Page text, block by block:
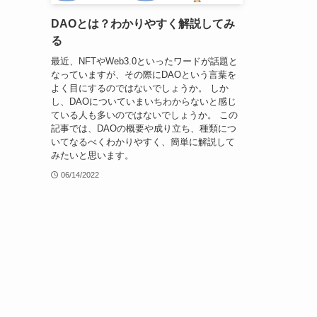
DAOとは？わかりやすく解説してみ
る
最近、NFTやWeb3.0といったワードが話題と
なっていますが、その際にDAOという言葉を
よく目にするのではないでしょうか。 しか
し、DAOについていまいちわからないと感じ
ている人も多いのではないでしょうか。 この
記事では、DAOの概要や成り立ち、種類につ
いてなるべくわかりやすく、簡単に解説して
みたいと思います。
06/14/2022